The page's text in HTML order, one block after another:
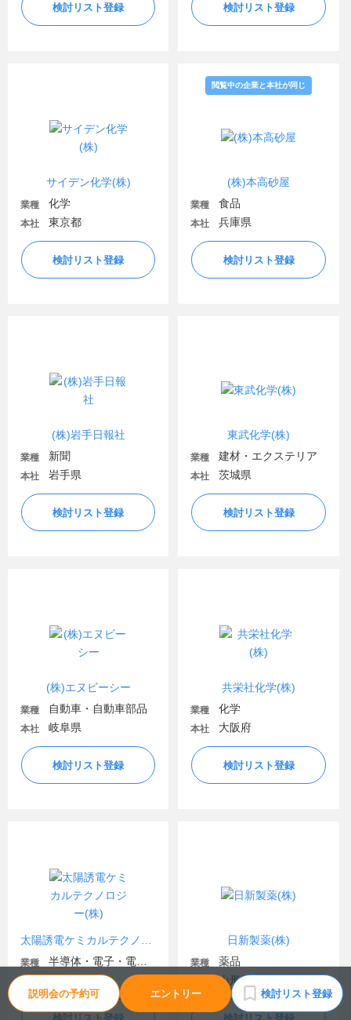
説明会の予約可 エントリー 検討リスト登録
検討リスト登録 検討リスト登録
サイデン化学(株)
業種 化学
本社 東京都
検討リスト登録
(株)本高砂屋
閲覧中の企業と本社が同じ
業種 食品
本社 兵庫県
検討リスト登録
(株)岩手日報社
業種 新聞
本社 岩手県
検討リスト登録
東武化学(株)
業種 建材・エクステリア
本社 茨城県
検討リスト登録
(株)エヌビーシー
業種 自動車・自動車部品
本社 岐阜県
検討リスト登録
共栄社化学(株)
業種 化学
本社 大阪府
検討リスト登録
業種
検討リスト登録
日新製薬(株)
業種 薬品
山形県
検討リスト登録